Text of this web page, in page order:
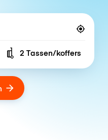
Number of bags
2 Tassen/koffers